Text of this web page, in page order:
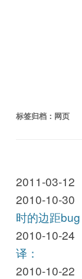
标签归档： 网页
2011-03-12
2010-10-30
时的边距bug
2010-10-24
译：
2010-10-22